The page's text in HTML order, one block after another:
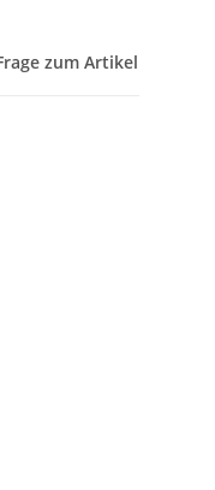
zum Artikel